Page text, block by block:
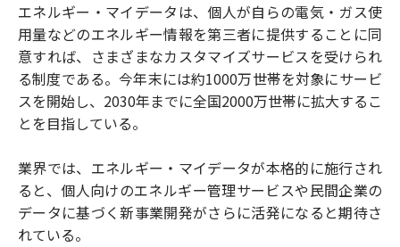
エネルギー・マイデータは、個人が自らの電気・ガス使
用量などのエネルギー情報を第三者に提供することに同
意すれば、さまざまなカスタマイズサービスを受けられ
る制度である。今年末には約1000万世帯を対象にサービ
スを開始し、2030年までに全国2000万世帯に拡大するこ
とを目指している。
業界では、エネルギー・マイデータが本格的に施行され
ると、個人向けのエネルギー管理サービスや民間企業の
データに基づく新事業開発がさらに活発になると期待さ
れている。